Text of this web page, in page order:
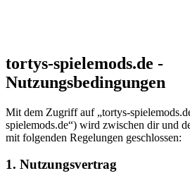
tortys-spielemods.de -
Nutzungsbedingungen
Mit dem Zugriff auf „tortys-
spielemods.de“) wird zwischen dir und
mit folgenden Regelungen geschlossen:
1. Nutzungsvertrag